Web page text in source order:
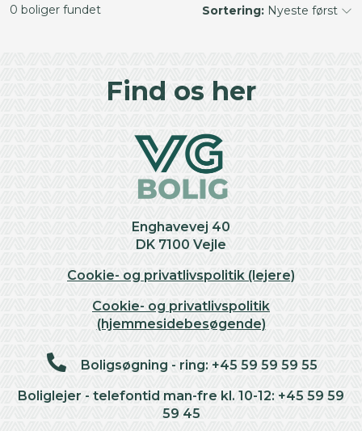
0 boliger fundet Sortering: Nyeste først
Find os her
Enghavevej 40
DK 7100 Vejle
Cookie- og privatlivspolitik (lejere)
Cookie- og privatlivspolitik
(hjemmesidebesøgende)
Boligsøgning - ring: +45 59 59 59 55
Boliglejer - telefontid man-fre kl. 10-12: +45 59 59
59 45